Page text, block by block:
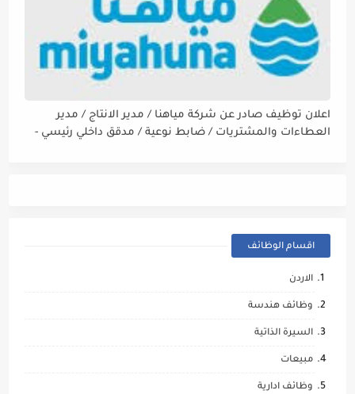
اعلان توظيف صادر عن شركة مياهنا / مدير الانتاج / مدير
العطاءات والمشتريات / ضابط نوعية / مدقق داخلي رئيسي -
اقسام الوظائف
الاردن
وظائف هندسة
السيرة الذاتية
مبيعات
وظائف ادارية